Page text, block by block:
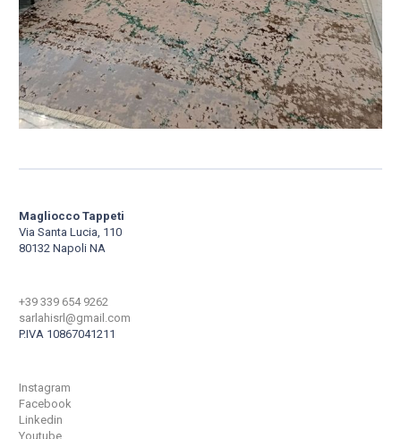
Magliocco Tappeti
Via Santa Lucia, 110
80132 Napoli NA
+39 339 654 9262
sarlahisrl@gmail.com
P.IVA 10867041211
Instagram
Facebook
Linkedin
Youtube